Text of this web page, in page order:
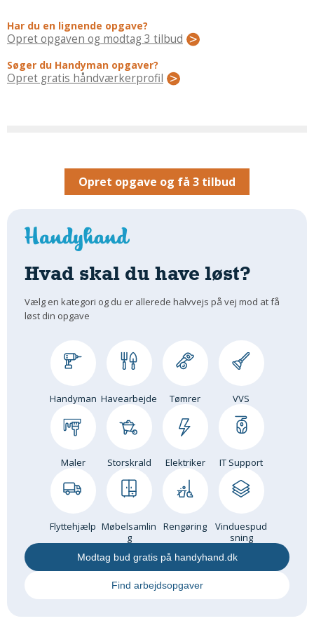
VVS
Reparation Og Vedligehold
Nybygning
Reparationer
Om Værktøj
Om Materialer
Belægning
Om Værktøj
Har du en lignende opgave?
Opret opgaven og modtag 3 tilbud
Søger du Handyman opgaver?
Opret gratis håndværkerprofil
Opret opgave og få 3 tilbud
Hvad skal du have løst?
Vælg en kategori og du er allerede halvvejs på vej mod at få
løst din opgave
Handyman Havearbejde Tømrer VVS
Maler Storskrald Elektriker IT Support
Flyttehjælp Møbelsamlin
g
Rengøring
Vinduespud
sning
Modtag bud gratis på handyhand.dk
Find arbejdsopgaver